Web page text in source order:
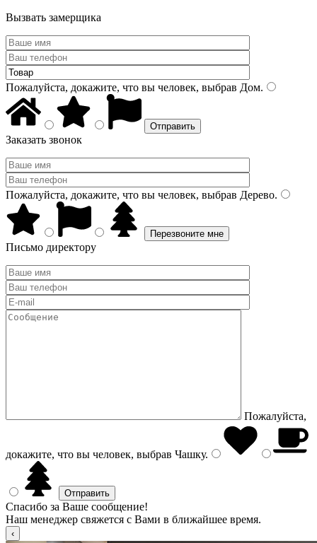
Вызвать замерщика
Пожалуйста, докажите, что вы человек, выбрав Дом.
Заказать звонок
Пожалуйста, докажите, что вы человек, выбрав Дерево.
Письмо директору
Пожалуйста,
докажите, что вы человек, выбрав Чашку.
Спасибо за Ваше сообщение!
Наш менеджер свяжется с Вами в ближайшее время.